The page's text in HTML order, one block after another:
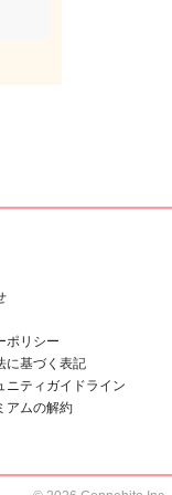
ポリシー
に基づく表記
ニティガイドライン
アムの解約